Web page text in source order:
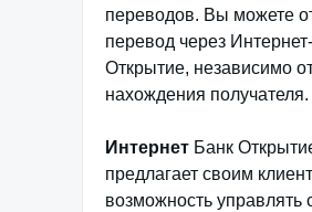
переводов. Вы можете
перевод через
Открытие, независимо
нахождения получателя.
Интернет Банк
предлагает своим
возможность управлять